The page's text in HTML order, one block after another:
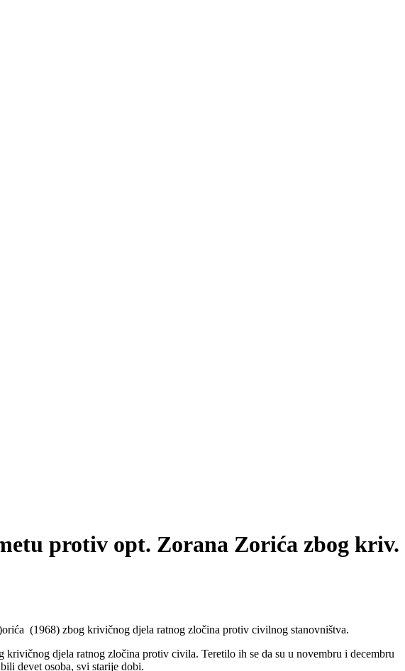
protiv opt. Zorana Zorića zbog kriv.
(1968) zbog krivičnog djela ratnog zločina protiv civilnog stanovništva.
djela ratnog zločina protiv civila. Teretilo ih se da su u novembru i decembru
devet osoba, svi starije dobi.